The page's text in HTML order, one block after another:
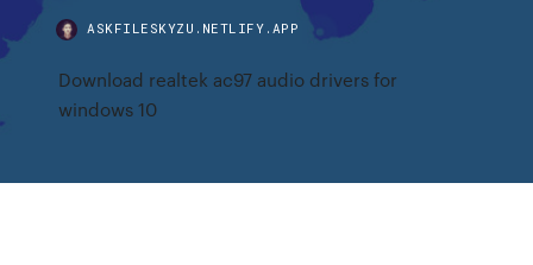
ASKFILESKYZU.NETLIFY.APP
Download realtek ac97 audio drivers for
windows 10